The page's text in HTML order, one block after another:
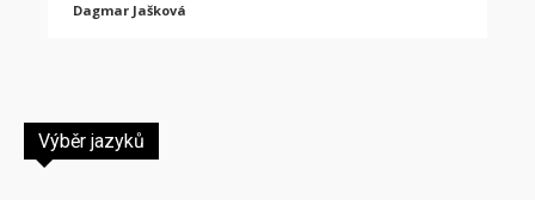
Dagmar Jašková
Výběr jazyků